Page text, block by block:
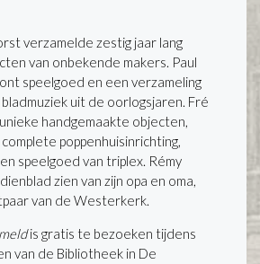
verzamelde zestig jaar lang
van onbekende makers. Paul
speelgoed en een verzameling
uit de oorlogsjaren. Fré
handgemaakte objecten,
poppenhuisinrichting,
speelgoed van triplex. Rémy
zien van zijn opa en oma,
van de Westerkerk.
is gratis te bezoeken tijdens
van de Bibliotheek in De